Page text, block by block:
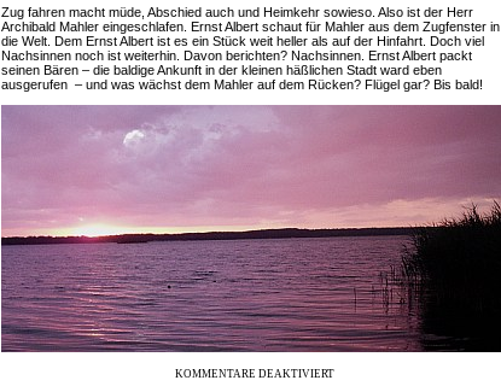
Zug fahren macht müde, Abschied auch und Heimkehr sowieso. Also ist der Herr
Archibald Mahler eingeschlafen. Ernst Albert schaut für Mahler aus dem Zugfenster in
die Welt. Dem Ernst Albert ist es ein Stück weit heller als auf der Hinfahrt. Doch viel
Nachsinnen noch ist weiterhin. Davon berichten? Nachsinnen. Ernst Albert packt
seinen Bären – die baldige Ankunft in der kleinen häßlichen Stadt ward eben
ausgerufen – und was wächst dem Mahler auf dem Rücken? Flügel gar? Bis bald!
KOMMENTARE DEAKTIVIERT